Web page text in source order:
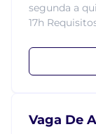
segunda a
17h
Vaga De